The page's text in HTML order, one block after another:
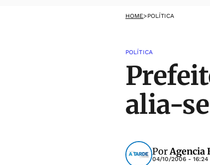
HOME>POLÍTICA
POLÍTICA
alia-
PorAgencia
04/10/2006 - 16:24